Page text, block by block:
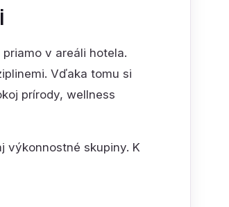
v areáli hotela.
Vďaka tomu si
prírody, wellness
výkonnostné skupiny. K